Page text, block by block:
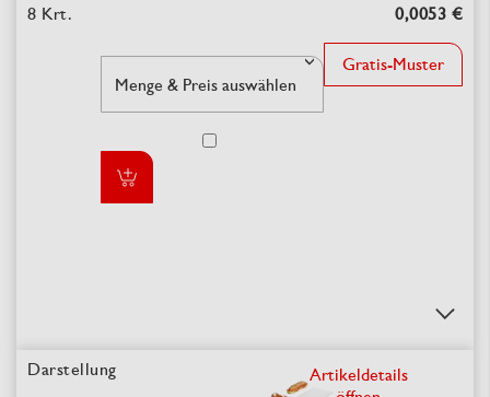
0,0053 €
Gratis-Muster
Artikeldetails